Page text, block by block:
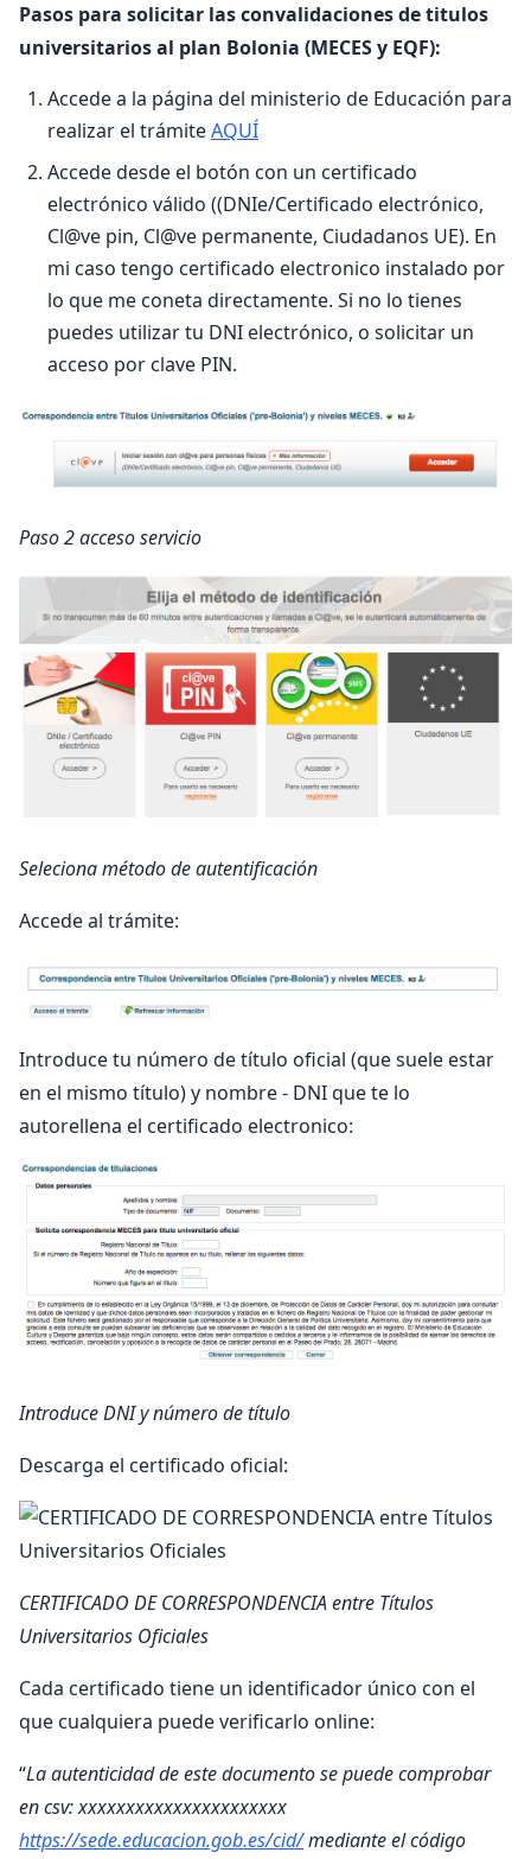
Pasos para solicitar las convalidaciones de titulos
universitarios al plan Bolonia (MECES y EQF):
Accede a la página del ministerio de Educación para
realizar el trámiteAQUÍ
Accede desde el botón con un certificado
electrónico válido ((DNIe/Certificado electrónico,
Cl@ve pin, Cl@ve permanente, Ciudadanos UE). En
mi caso tengo certificado electronico instalado por
lo que me coneta directamente. Si no lo tienes
puedes utilizar tu DNI electrónico, o solicitar un
acceso por clave PIN.
Paso 2 acceso servicio
Seleciona método de autentificación
Accede al trámite:
Introduce tu número de título oficial (que suele estar
en el mismo título) y nombre - DNI que te lo
autorellena el certificado electronico:
Introduce DNI y número de título
Descarga el certificado oficial:
CERTIFICADO DE CORRESPONDENCIA entre Títulos
Universitarios Oficiales
Cada certificado tiene un identificador único con el
que cualquiera puede verificarlo online:
“La autenticidad de este documento se puede comprobar
en csv: xxxxxxxxxxxxxxxxxxxxxx
https://sede.educacion.gob.es/cid/mediante el código